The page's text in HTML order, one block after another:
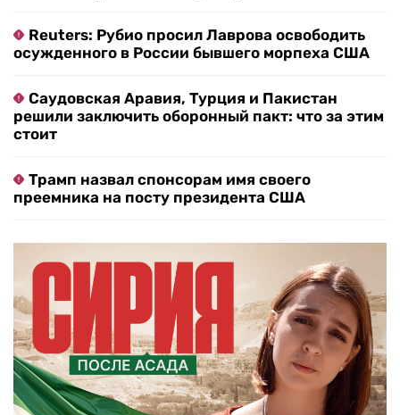
Reuters: Рубио просил Лаврова освободить
осужденного в России бывшего морпеха США
Саудовская Аравия, Турция и Пакистан
решили заключить оборонный пакт: что за этим
стоит
Трамп назвал спонсорам имя своего
преемника на посту президента США